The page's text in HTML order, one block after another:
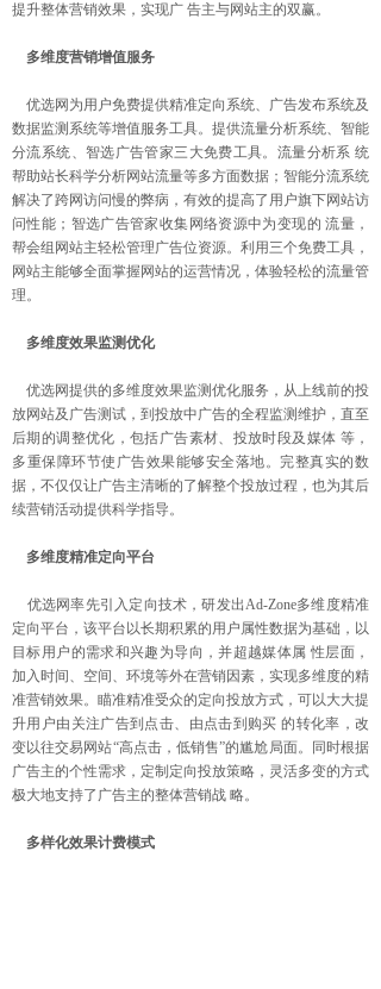
提升整体营销效果，实现广 告主与网站主的双赢。
多维度营销增值服务
优选网为用户免费提供精准定向系统、广告发布系统及
数据监测系统等增值服务工具。提供流量分析系统、智能
分流系统、智选广告管家三大免费工具。流量分析系 统
帮助站长科学分析网站流量等多方面数据；智能分流系统
解决了跨网访问慢的弊病，有效的提高了用户旗下网站访
问性能；智选广告管家收集网络资源中为变现的 流量，
帮会组网站主轻松管理广告位资源。利用三个免费工具，
网站主能够全面掌握网站的运营情况，体验轻松的流量管
理。
多维度效果监测优化
优选网提供的多维度效果监测优化服务，从上线前的投
放网站及广告测试，到投放中广告的全程监测维护，直至
后期的调整优化，包括广告素材、投放时段及媒体 等，
多重保障环节使广告效果能够安全落地。完整真实的数
据，不仅仅让广告主清晰的了解整个投放过程，也为其后
续营销活动提供科学指导。
多维度精准定向平台
优选网率先引入定向技术，研发出Ad-Zone多维度精准
定向平台，该平台以长期积累的用户属性数据为基础，以
目标用户的需求和兴趣为导向，并超越媒体属 性层面，
加入时间、空间、环境等外在营销因素，实现多维度的精
准营销效果。瞄准精准受众的定向投放方式，可以大大提
升用户由关注广告到点击、由点击到购买 的转化率，改
变以往交易网站“高点击，低销售”的尴尬局面。同时根据
广告主的个性需求，定制定向投放策略，灵活多变的方式
极大地支持了广告主的整体营销战 略。
多样化效果计费模式